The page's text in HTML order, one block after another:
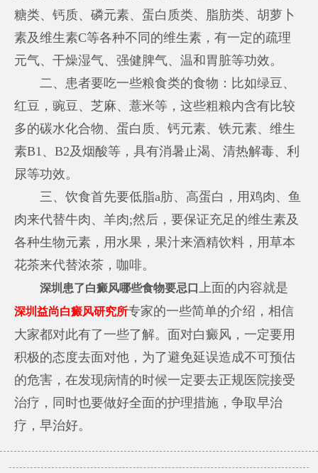
糖类、钙质、磷元素、蛋白质类、脂肪类、胡萝卜
素及维生素C等各种不同的维生素，有一定的疏理
元气、干燥湿气、强健脾气、温和胃脏等功效。
二、患者要吃一些粮食类的食物：比如绿豆、
红豆，豌豆、芝麻、薏米等，这些粗粮内含有比较
多的碳水化合物、蛋白质、钙元素、铁元素、维生
素B1、B2及烟酸等，具有消暑止渴、清热解毒、利
尿等功效。
三、饮食首先要低脂a肪、高蛋白，用鸡肉、鱼
肉来代替牛肉、羊肉;然后，要保证充足的维生素及
各种生物元素，用水果，果汁来酒精饮料，用草本
花茶来代替浓茶，咖啡。
深圳患了白癜风哪些食物要忌口 上面的内容就是
深圳益尚白癜风研究所专家的一些简单的介绍，相信
大家都对此有了一些了解。面对白癜风，一定要用
积极的态度去面对他，为了避免延误造成不可预估
的危害，在发现病情的时候一定要去正规医院接受
治疗，同时也要做好全面的护理措施，争取早治
疗，早治好。